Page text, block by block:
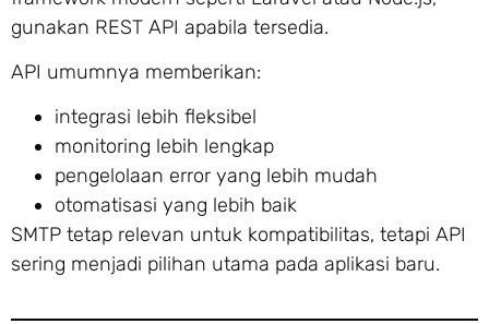
gunakan REST API apabila tersedia.
API umumnya memberikan:
integrasi lebih fleksibel
monitoring lebih lengkap
pengelolaan error yang lebih mudah
otomatisasi yang lebih baik
SMTP tetap relevan untuk kompatibilitas, tetapi API
sering menjadi pilihan utama pada aplikasi baru.